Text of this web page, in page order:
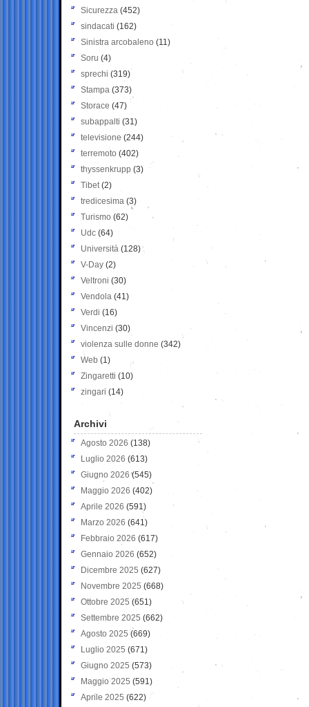
Sicurezza (452)
sindacati (162)
Sinistra arcobaleno (11)
Soru (4)
sprechi (319)
Stampa (373)
Storace (47)
subappalti (31)
televisione(244)
terremoto (402)
thyssenkrupp (3)
Tibet(2)
tredicesima (3)
Turismo (62)
Udc (64)
Università (128)
V-Day (2)
Veltroni (30)
Vendola (41)
Verdi (16)
Vincenzi (30)
violenza sulle donne (342)
Web (1)
Zingaretti (10)
zingari (14)
Archivi
Agosto 2026 (138)
Luglio 2026 (613)
Giugno 2026 (545)
Maggio 2026 (402)
Aprile 2026 (591)
Marzo 2026 (641)
Febbraio 2026 (617)
Gennaio 2026 (652)
Dicembre 2025 (627)
Novembre 2025 (668)
Ottobre 2025 (651)
Settembre 2025 (662)
Agosto 2025 (669)
Luglio 2025 (671)
Giugno 2025 (573)
Maggio 2025 (591)
Aprile 2025 (622)